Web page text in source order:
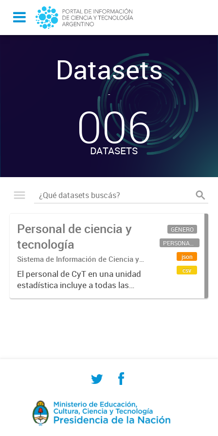
Datasets
-
006
DATASETS
Personal de ciencia y
tecnología
Sistema de Información de Ciencia y
Tecnología Argentino (SICYTAR)
El personal de CyT en una unidad
estadística incluye a todas las
personas involucradas
GÉNERO
PERSONAL CIENTÍFICO-TECNOLÓGICO
json
csv